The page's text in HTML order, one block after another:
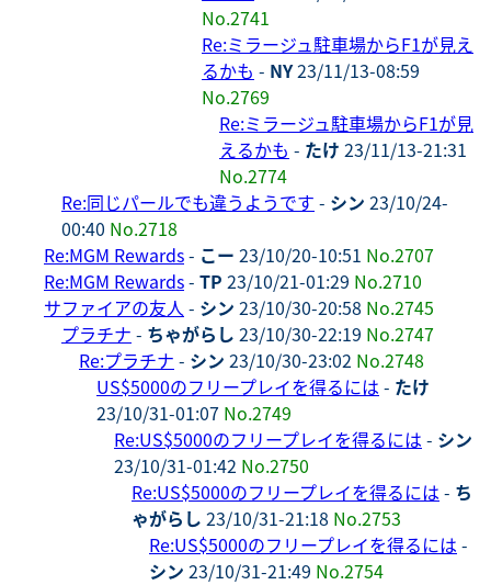
No.2741
Re:ミラージュ駐車場からF1が見え
るかも - NY23/11/13-08:59
No.2769
Re:ミラージュ駐車場からF1が見
えるかも - たけ 23/11/13-21:31
No.2774
Re:同じパールでも違うようです - シン 23/10/24-
00:40 No.2718
Re:MGM Rewards- こー 23/10/20-10:51 No.2707
Re:MGM Rewards- TP 23/10/21-01:29 No.2710
サファイアの友人 - シン 23/10/30-20:58 No.2745
プラチナ - ちゃがらし 23/10/30-22:19 No.2747
Re:プラチナ - シン 23/10/30-23:02 No.2748
US$5000のフリープレイを得るには - たけ
23/10/31-01:07 No.2749
Re:US$5000のフリープレイを得るには - シン
23/10/31-01:42 No.2750
Re:US$5000のフリープレイを得るには - ち
ゃがらし 23/10/31-21:18 No.2753
Re:US$5000のフリープレイを得るには -
シン 23/10/31-21:49 No.2754